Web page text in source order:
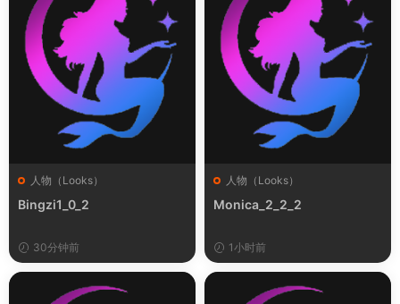
人物（Looks）
Bingzi1_0_2
30分钟前
人物（Looks）
Monica_2_2_2
1小时前